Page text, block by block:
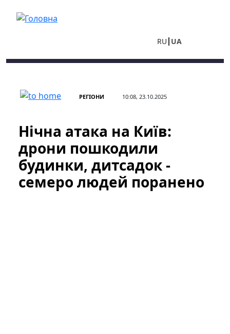
RU UA
РЕГІОНИ 10:08, 23.10.2025
Нічна атака на Київ:
дрони пошкодили
будинки, дитсадок -
семеро людей поранено